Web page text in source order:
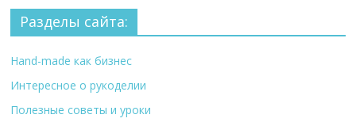
Разделы сайта:
Hand-made как бизнес
Интересное о рукоделии
Полезные советы и уроки